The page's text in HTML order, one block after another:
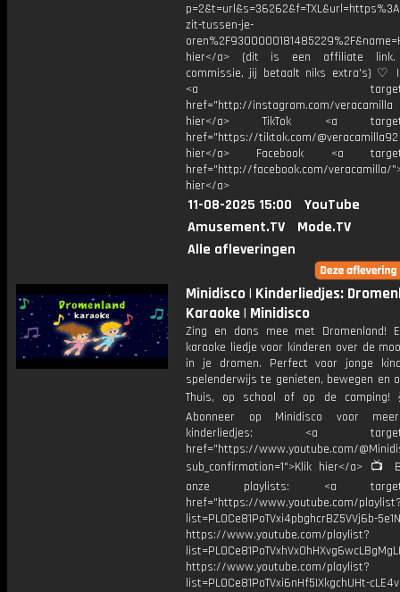
zit-tussen-je-
hier</a> (dit is een affiliate
commissie, jij betaalt niks extra's) ♡
<a
href="http://instagram.com/
hier</a> TikTok <a
href="https://tiktok.com/
hier</a> Facebook <a
href="http://facebook.com/veracamilla/
hier</a>
11-08-2025 15:00
YouTube
Amusement.TV
Mode.TV
Alle afleveringen
Minidisco | Kinderliedjes:
Karaoke | Minidisco
Zing en dans mee met Dromenland!
karaoke liedje voor kinderen over de
in je dromen. Perfect voor jonge
spelenderwijs te genieten, bewegen en
Thuis, op school of op de
Abonneer op Minidisco voor
kinderliedjes: <a
href="https://www.youtube.com/
sub_confirmation=1">Klik hier</a> 📺
onze playlists: <a
href="https://www.youtube.com/
list=PL0Ce81PoTVxi4pbghcrBZ5VVj6b-
https://www.youtube.com/playlist?
https://www.youtube.com/playlist?
list=PL0Ce81PoTVxi6nHf5IXkgchUHt-